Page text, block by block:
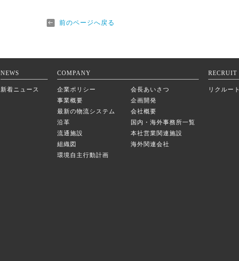
前のページへ戻る
NEWS
新着ニュース
COMPANY
企業ポリシー
会長あいさつ
事業概要
企画開発
最新の物流システム
会社概要
沿革
国内・海外事務所一覧
流通施設
本社営業関連施設
組織図
海外関連会社
環境自主行動計画
RECRUIT
リクルート